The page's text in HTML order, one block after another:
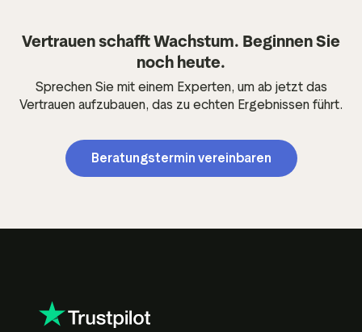
Vertrauen schafft Wachstum. Beginnen Sie
noch heute.
Sprechen Sie mit einem Experten, um ab jetzt das
Vertrauen aufzubauen, das zu echten Ergebnissen führt.
Beratungstermin vereinbaren